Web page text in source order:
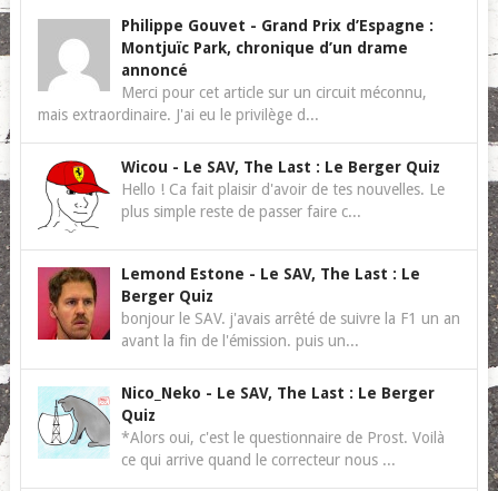
Philippe Gouvet - Grand Prix d’Espagne :
Montjuïc Park, chronique d’un drame
annoncé
Merci pour cet article sur un circuit méconnu,
mais extraordinaire. J'ai eu le privilège d...
Wicou - Le SAV, The Last : Le Berger Quiz
Hello ! Ca fait plaisir d'avoir de tes nouvelles. Le
plus simple reste de passer faire c...
Lemond Estone - Le SAV, The Last : Le
Berger Quiz
bonjour le SAV. j'avais arrêté de suivre la F1 un an
avant la fin de l'émission. puis un...
Nico_Neko - Le SAV, The Last : Le Berger
Quiz
*Alors oui, c'est le questionnaire de Prost. Voilà
ce qui arrive quand le correcteur nous ...